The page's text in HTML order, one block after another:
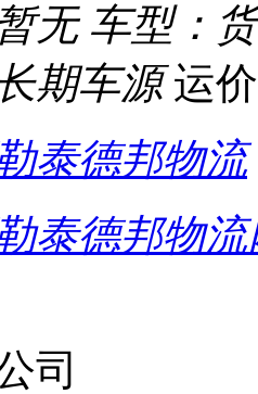
无 车型：
期车源运
泰德邦物流
泰德邦物
司